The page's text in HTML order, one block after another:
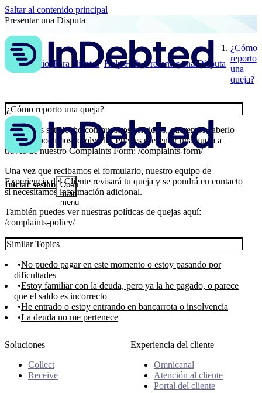
Saltar al contenido principal
Iniciar sesión Open
main
menu
Presentar una Disputa
Inicio Para clientes Help Hub Presentar una Disputa
¿Cómo
reporto
una
queja?
¿Cómo reporto una queja?
Si no estás satisfecho con nuestros servicios, queremos saberlo
para que podamos resolverlo. Puedes presentar una queja a
través de nuestro Complaints Form: /complaints-form/
Una vez que recibamos el formulario, nuestro equipo de
Experiencia del Cliente revisará tu queja y se pondrá en contacto
si necesitamos información adicional.
También puedes ver nuestras políticas de quejas aquí:
/complaints-policy/
Similar Topics
No puedo pagar en este momento o estoy pasando por
dificultades
Estoy familiar con la deuda, pero ya la he pagado, o parece
que el saldo es incorrecto
He entrado o estoy entrando en bancarrota o insolvencia
La deuda no me pertenece
Soluciones
Collect
Receive
Experiencia del cliente
Omnicanal
Atención al cliente
Portal del cliente